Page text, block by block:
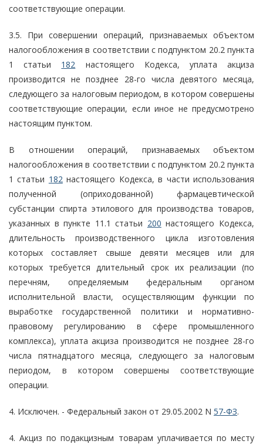
соответствующие операции.
3.5. При совершении операций, признаваемых объектом
налогообложения в соответствии с подпунктом 20.2 пункта
1 статьи 182 настоящего Кодекса, уплата акциза
производится не позднее 28-го числа девятого месяца,
следующего за налоговым периодом, в котором совершены
соответствующие операции, если иное не предусмотрено
настоящим пунктом.
В отношении операций, признаваемых объектом
налогообложения в соответствии с подпунктом 20.2 пункта
1 статьи 182 настоящего Кодекса, в части использования
полученной (оприходованной) фармацевтической
субстанции спирта этилового для производства товаров,
указанных в пункте 11.1 статьи 200 настоящего Кодекса,
длительность производственного цикла изготовления
которых составляет свыше девяти месяцев или для
которых требуется длительный срок их реализации (по
перечням, определяемым федеральным органом
исполнительной власти, осуществляющим функции по
выработке государственной политики и нормативно-
правовому регулированию в сфере промышленного
комплекса), уплата акциза производится не позднее 28-го
числа пятнадцатого месяца, следующего за налоговым
периодом, в котором совершены соответствующие
операции.
4. Исключен. - Федеральный закон от 29.05.2002 N 57-ФЗ.
4. Акциз по подакцизным товарам уплачивается по месту